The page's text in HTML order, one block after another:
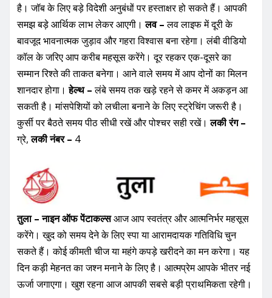
है। जॉब के लिए बड़े विदेशी अनुबंधों पर हस्ताक्षर हो सकते हैं। आपकी
समझ बड़े आर्थिक लाभ लेकर आएगी।लव –लव लाइफ में दूरी के
बावजूद भावनात्मक जुड़ाव और गहरा विश्वास बना रहेगा। लंबी वीडियो
कॉल के जरिए आप करीब महसूस करेंगे। दूर रहकर एक-दूसरे का
सम्मान रिश्ते की ताकत बनेगा। आने वाले समय में आप दोनों का मिलन
शानदार होगा।हेल्थ –लंबे समय तक खड़े रहने से कमर में अकड़न आ
सकती है। मांसपेशियों को लचीला बनाने के लिए स्ट्रेचिंग जरूरी है।
कुर्सी पर बैठते समय पीठ सीधी रखें और पोश्चर सही रखें।लकी रंग –
ग्रे,लकी नंबर – 4
तुला – नाइन ऑफ पेंटाकल्सआज आप स्वतंत्र और आत्मनिर्भर महसूस
करेंगे। खुद को समय देने के लिए स्पा या आरामदायक गतिविधि चुन
सकते हैं। कोई कीमती चीज या महंगे कपड़े खरीदने का मन करेगा। यह
दिन कड़ी मेहनत का जश्न मनाने के लिए है। आत्मप्रेम आपके भीतर नई
ऊर्जा जगाएगा। खुश रहना आज आपकी सबसे बड़ी प्राथमिकता रहेगी।